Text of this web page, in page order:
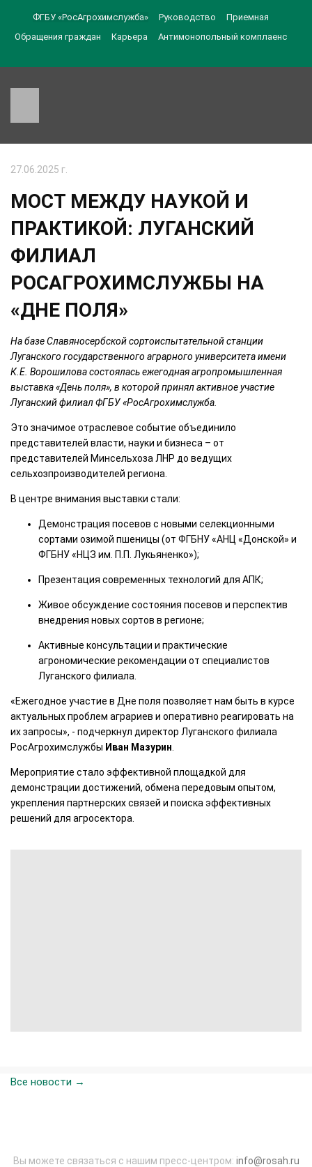
ФГБУ «РосАгрохимслужба» Руководство
Приемная
Обращения граждан
Карьера Антимонопольный комплаенс
27.06.2025 г.
МОСТ МЕЖДУ НАУКОЙ И
ПРАКТИКОЙ: ЛУГАНСКИЙ
ФИЛИАЛ
РОСАГРОХИМСЛУЖБЫ НА
«ДНЕ ПОЛЯ»
На базе Славяносербской сортоиспытательной станции
Луганского государственного аграрного университета имени
К.Е. Ворошилова состоялась ежегодная агропромышленная
выставка «День поля», в которой принял активное участие
Луганский филиал ФГБУ «РосАгрохимслужба.
Это значимое отраслевое событие объединило
представителей власти, науки и бизнеса – от
представителей Минсельхоза ЛНР до ведущих
сельхозпроизводителей региона.
В центре внимания выставки стали:
Демонстрация посевов с новыми селекционными
сортами озимой пшеницы (от ФГБНУ «АНЦ «Донской» и
ФГБНУ «НЦЗ им. П.П. Лукьяненко»);
Презентация современных технологий для АПК;
Живое обсуждение состояния посевов и перспектив
внедрения новых сортов в регионе;
Активные консультации и практические
агрономические рекомендации от специалистов
Луганского филиала.
«Ежегодное участие в Дне поля позволяет нам быть в курсе
актуальных проблем аграриев и оперативно реагировать на
их запросы», - подчеркнул директор Луганского филиала
РосАгрохимслужбы Иван Мазурин
Мероприятие стало эффективной площадкой для
демонстрации достижений, обмена передовым опытом,
укрепления партнерских связей и поиска эффективных
решений для агросектора.
Все новости →
Вы можете связаться с нашим пресс-центром: info@rosah.ru